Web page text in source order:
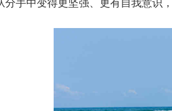
分手中变得更坚强、更有自我意识